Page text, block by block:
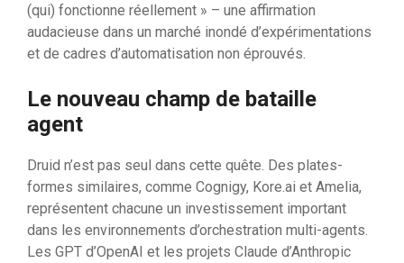
(qui) fonctionne réellement » – une affirmation
audacieuse dans un marché inondé d’expérimentations
et de cadres d’automatisation non éprouvés.
Le nouveau champ de bataille
agent
Druid n’est pas seul dans cette quête. Des plates-
formes similaires, comme Cognigy, Kore.ai et Amelia,
représentent chacune un investissement important
dans les environnements d’orchestration multi-agents.
Les GPT d’OpenAI et les projets Claude d’Anthropic